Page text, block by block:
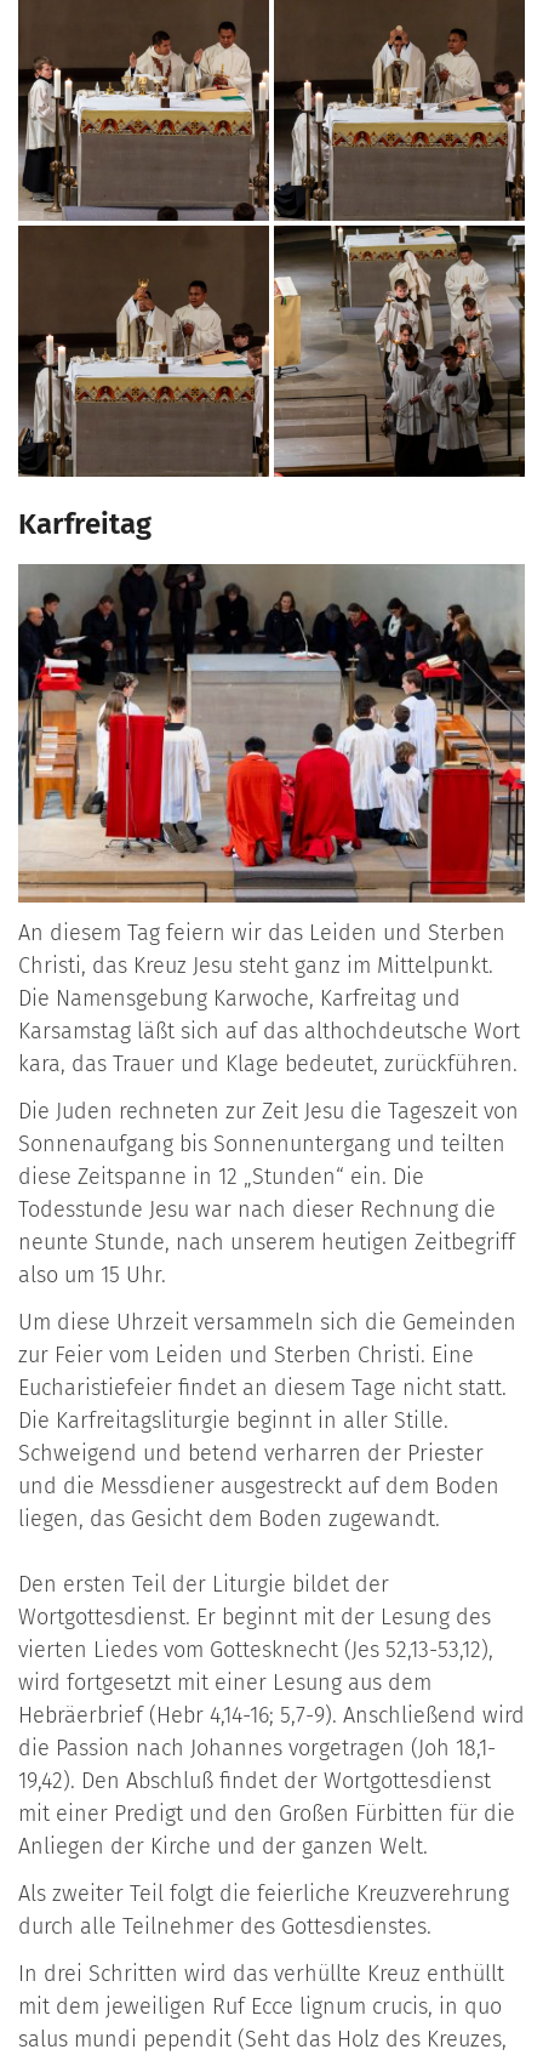
Karfreitag
An diesem Tag feiern wir das Leiden und Sterben
Christi, das Kreuz Jesu steht ganz im Mittelpunkt.
Die Namensgebung Karwoche, Karfreitag und
Karsamstag läßt sich auf das althochdeutsche Wort
kara, das Trauer und Klage bedeutet, zurückführen.
Die Juden rechneten zur Zeit Jesu die Tageszeit von
Sonnenaufgang bis Sonnenuntergang und teilten
diese Zeitspanne in 12 „Stunden“ ein. Die
Todesstunde Jesu war nach dieser Rechnung die
neunte Stunde, nach unserem heutigen Zeitbegriff
also um 15 Uhr.
Um diese Uhrzeit versammeln sich die Gemeinden
zur Feier vom Leiden und Sterben Christi. Eine
Eucharistiefeier findet an diesem Tage nicht statt.
Die Karfreitagsliturgie beginnt in aller Stille.
Schweigend und betend verharren der Priester
und die Messdiener ausgestreckt auf dem Boden
liegen, das Gesicht dem Boden zugewandt.
Den ersten Teil der Liturgie bildet der
Wortgottesdienst. Er beginnt mit der Lesung des
vierten Liedes vom Gottesknecht (Jes 52,13-53,12),
wird fortgesetzt mit einer Lesung aus dem
Hebräerbrief (Hebr 4,14-16; 5,7-9). Anschließend wird
die Passion nach Johannes vorgetragen (Joh 18,1-
19,42). Den Abschluß findet der Wortgottesdienst
mit einer Predigt und den Großen Fürbitten für die
Anliegen der Kirche und der ganzen Welt.
Als zweiter Teil folgt die feierliche Kreuzverehrung
durch alle Teilnehmer des Gottesdienstes.
In drei Schritten wird das verhüllte Kreuz enthüllt
mit dem jeweiligen Ruf Ecce lignum crucis, in quo
salus mundi pependit (Seht das Holz des Kreuzes,